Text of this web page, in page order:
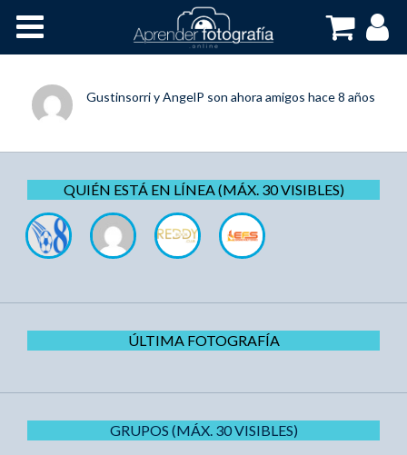
Cursos OnLine
GustinsorriyAngelP son ahora amigos hace 8 años
QUIÉN ESTÁ EN LÍNEA (MÁX. 30 VISIBLES)
ÚLTIMA FOTOGRAFÍA
GRUPOS (MÁX. 30 VISIBLES)